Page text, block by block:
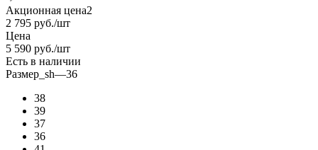
Акционная цена2
2 795 руб./шт
Цена
5 590 руб./шт
Есть в наличии
Размер_sh—36
38
39
37
36